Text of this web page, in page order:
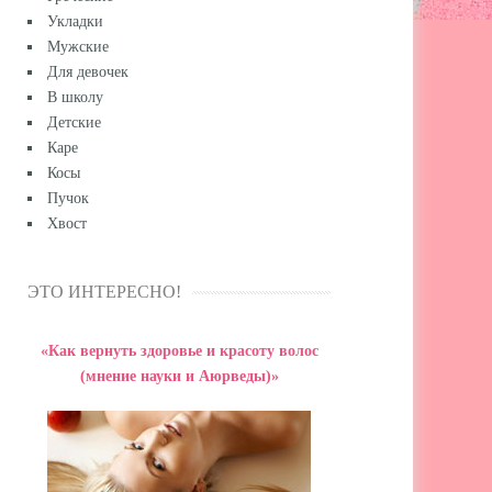
Укладки
Мужские
Для девочек
В школу
Детские
Каре
Косы
Пучок
Хвост
ЭТО ИНТЕРЕСНО!
«Как вернуть здоровье и красоту волос
(мнение науки и Аюрведы)»